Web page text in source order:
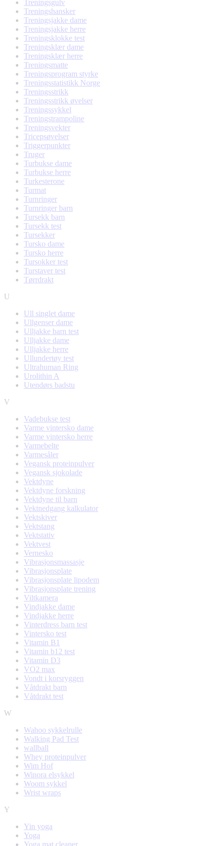
Treningsgulv
Treningshansker
Treningsjakke dame
Treningsjakke herre
Treningsklokke test
Treningsklær dame
Treningsklær herre
Treningsmatte
Treningsprogram styrke
Treningsstatistikk Norge
Treningsstrikk
Treningsstrikk øvelser
Treningssykkel
Treningstrampoline
Treningsvekter
Tricepsøvelser
Triggerpunkter
Truger
Turbukse dame
Turbukse herre
Turkesterone
Turmat
Turnringer
Turnringer barn
Tursekk barn
Tursekk test
Tursekker
Tursko dame
Tursko herre
Tursokker test
Turstaver test
Tørrdrakt
U
Ull singlet dame
Ullgenser dame
Ulljakke barn test
Ulljakke dame
Ulljakke herre
Ullundertøy test
Ultrahuman Ring
Urolithin A
Utendørs badstu
V
Vadebukse test
Varme vintersko dame
Varme vintersko herre
Varmebelte
Varmesåler
Vegansk proteinpulver
Vegansk sjokolade
Vektdyne
Vektdyne forskning
Vektdyne til barn
Vektnedgang kalkulator
Vektskiver
Vektstang
Vektstativ
Vektvest
Vernesko
Vibrasjonsmassasje
Vibrasjonsplate
Vibrasjonsplate lipodem
Vibrasjonsplate trening
Viltkamera
Vindjakke dame
Vindjakke herre
Vinterdress barn test
Vintersko test
Vitamin B1
Vitamin b12 test
Vitamin D3
VO2 max
Vondt i korsryggen
Våtdrakt barn
Våtdrakt test
W
Wahoo sykkelrulle
Walking Pad Test
wallball
Whey proteinpulver
Wim Hof
Winora elsykkel
Woom sykkel
Wrist wraps
Y
Yin yoga
Yoga
Yoga mat cleaner